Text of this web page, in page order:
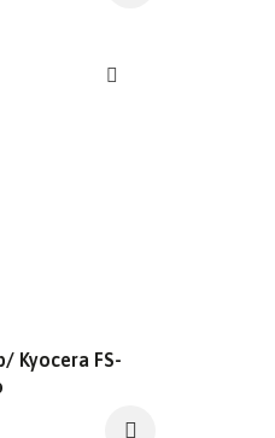
Kyocera FS-